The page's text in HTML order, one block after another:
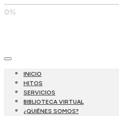
0%
INICIO
HITOS
SERVICIOS
BIBLIOTECA VIRTUAL
¿QUIÉNES SOMOS?